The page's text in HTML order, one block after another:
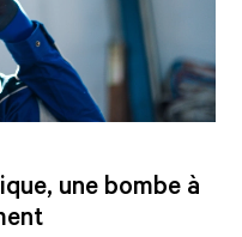
une bombe à